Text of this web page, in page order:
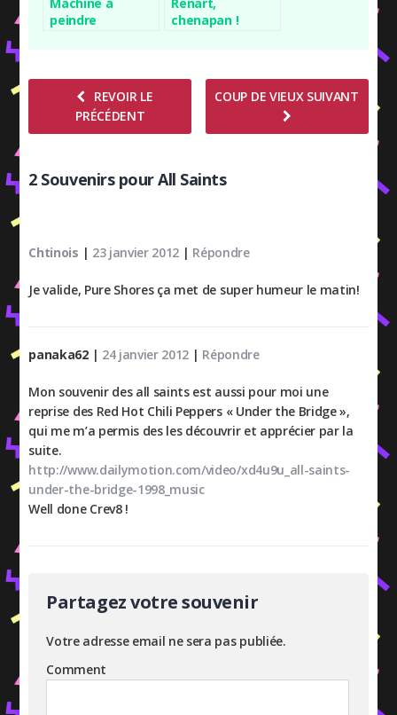
peindre
chenapan !
REVOIR LE
PRÉCÉDENT
COUP DE VIEUX SUIVANT
2 Souvenirs pour All Saints
Chtinois | 23 janvier 2012 | Répondre
Je valide, Pure Shores ça met de super humeur le matin!
panaka62 | 24 janvier 2012 | Répondre
Mon souvenir des all saints est aussi pour moi une
reprise des Red Hot Chili Peppers « Under the Bridge »,
qui me m’a permis des les découvrir et apprécier par la
suite.
http://www.dailymotion.com/video/xd4u9u_all-saints-
under-the-bridge-1998_music
Well done Crev8 !
Partagez votre souvenir
Votre adresse email ne sera pas publiée.
Comment